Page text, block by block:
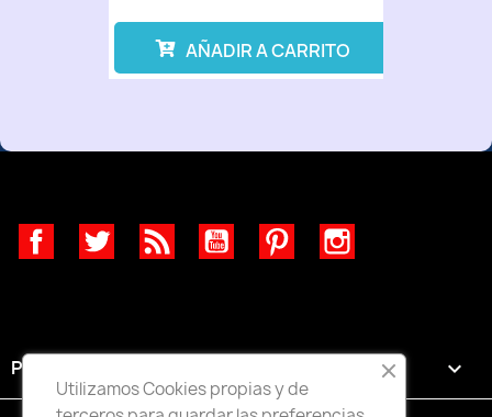
AÑADIR A CARRITO
FacebookTwitter Rss YouTube Pinterest
PRODUCTOS 
Utilizamos Cookies propias y de